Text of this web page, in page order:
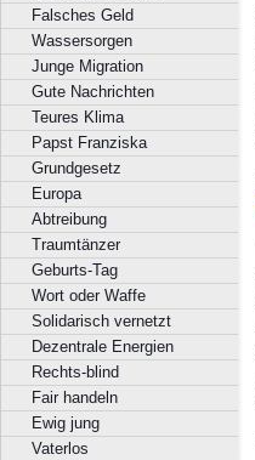
Falsches Geld
Wassersorgen
Junge Migration
Gute Nachrichten
Teures Klima
Papst Franziska
Grundgesetz
Europa
Abtreibung
Traumtänzer
Geburts-Tag
Wort oder Waffe
Solidarisch vernetzt
Dezentrale Energien
Rechts-blind
Fair handeln
Ewig jung
Vaterlos